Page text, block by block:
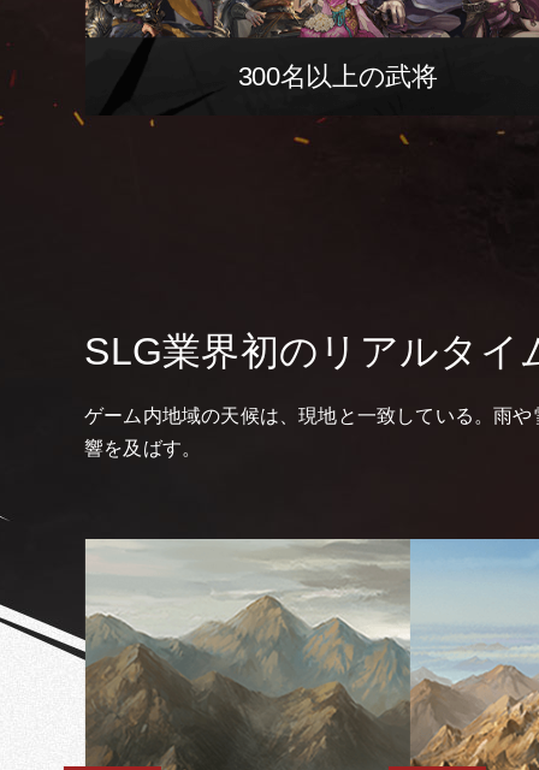
300名以上の武将
SLG業界初のリアルタイ
ゲーム内地域の天候は、現地と一致している。雨
響を及ばす。